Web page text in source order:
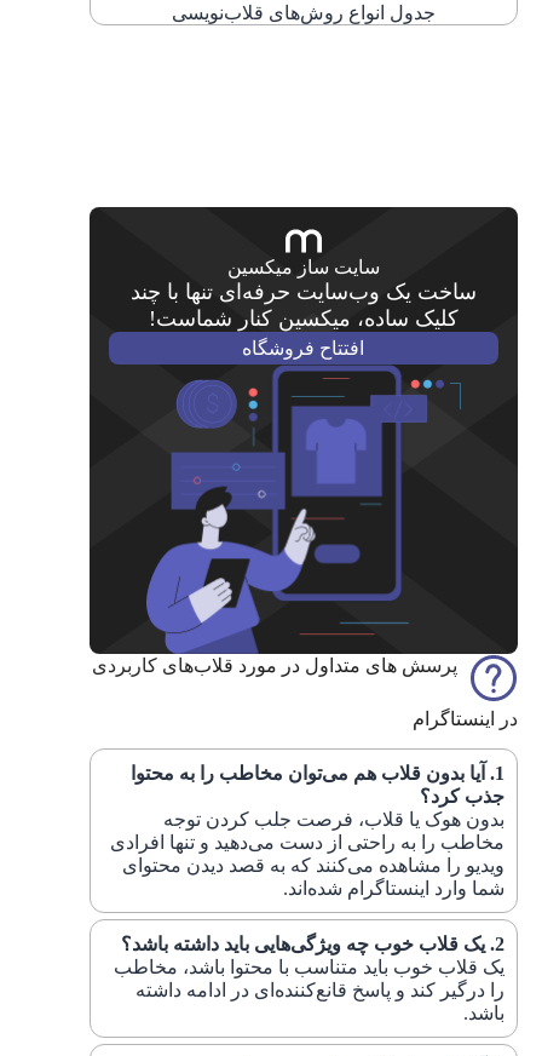
جدول انواع روش‌های قلاب‌نویسی
سایت ساز میکسین
ساخت یک وب‌سایت حرفه‌ای تنها با چند
کلیک ساده، میکسین کنار شماست!
افتتاح فروشگاه
پرسش های متداول در مورد قلاب‌های کاربردی
در اینستاگرام
آیا بدون قلاب هم می‌توان مخاطب را به محتوا
جذب کرد؟
بدون هوک یا قلاب، فرصت جلب کردن توجه
مخاطب را به راحتی از دست می‌دهید و تنها افرادی
ویدیو را مشاهده می‌کنند که به قصد دیدن محتوای
شما وارد اینستاگرام شده‌اند.
یک قلاب خوب چه ویژگی‌هایی باید داشته باشد؟
یک قلاب خوب باید متناسب با محتوا باشد، مخاطب
را درگیر کند و پاسخ قانع‌کننده‌ای در ادامه داشته
باشد.